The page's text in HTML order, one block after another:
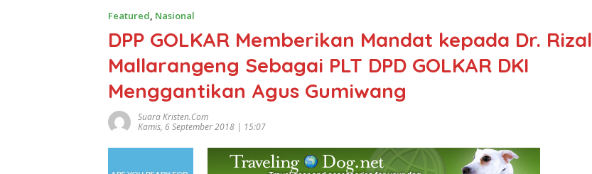
Featured, Nasional
DPP GOLKAR Memberikan Mandat kepada Dr. Rizal
Mallarangeng Sebagai PLT DPD GOLKAR DKI
Menggantikan Agus Gumiwang
Suara Kristen.com
Kamis, 6 September 2018 | 15:07